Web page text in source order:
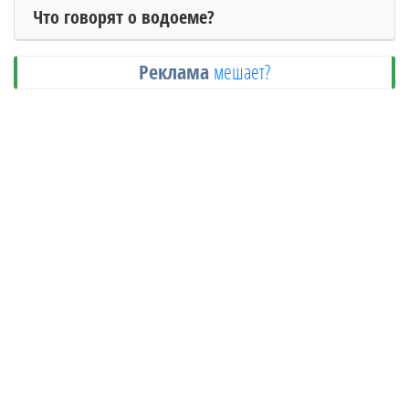
Что говорят о водоеме?
Рекламамешает?